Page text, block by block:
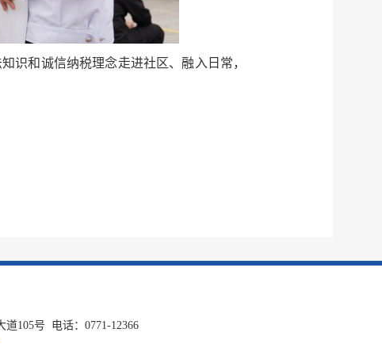
识和诚信纳税理念走进社区、融入日常，
105号 电话：0771-12366